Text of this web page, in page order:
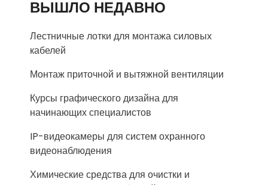
ВЫШЛО НЕДАВНО
Лестничные лотки для монтажа силовых
кабелей
Монтаж приточной и вытяжной вентиляции
Курсы графического дизайна для
начинающих специалистов
IP-видеокамеры для систем охранного
видеонаблюдения
Химические средства для очистки и